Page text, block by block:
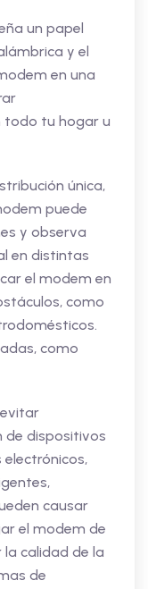
un papel
y el
en una
todo tu hogar u
única,
puede
y observa
en distintas
el modem en
como
como
de dispositivos
causar
el modem de
calidad de la
de